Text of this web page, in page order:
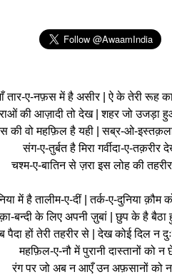
तार-ए-नफ़स में है असीर | ऐ के तेरी रूह
की आज़ादी तो देख | शहर जो उजड़ा
की वो महफ़िल है यही | सब्र-ओ-
संग-ए-तुर्बत है मिरा गर्वीदा-ए-तक़रीर
चश्म-ए-बातिन से ज़रा इस लोह की
में है तालीम-ए-दीं | तर्क-ए-दुनिया क़ौम
बन्दी के लिए अपनी ज़ुबां | छुप के है बैठा
हों तेरी तहरीर से | देख कोई दिल न
महफ़िल-ए-नौ में पुरानी दास्तानों को न
रंग पर जो अब न आएँ उन अफ़सानों को